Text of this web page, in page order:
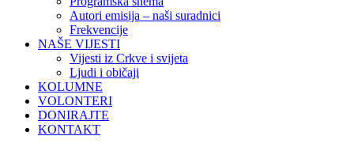
Autori emisija – naši suradnici
Frekvencije
NAŠE VIJESTI
Vijesti iz Crkve i svijeta
Ljudi i običaji
KOLUMNE
VOLONTERI
DONIRAJTE
KONTAKT